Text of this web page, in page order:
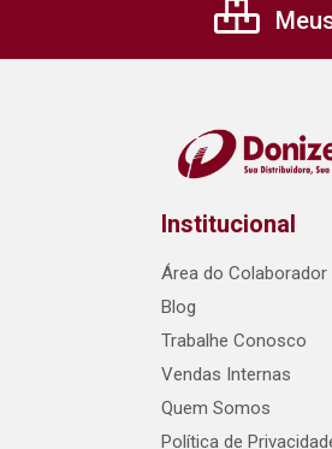
Institucional
Área do Colaborador
Blog
Trabalhe Conosco
Vendas Internas
Quem Somos
Política de